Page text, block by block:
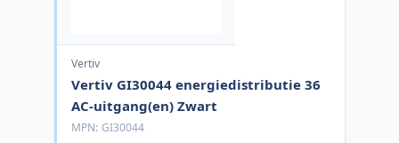
Vertiv
Vertiv GI30044 energiedistributie 36
AC-uitgang(en) Zwart
MPN: GI30044